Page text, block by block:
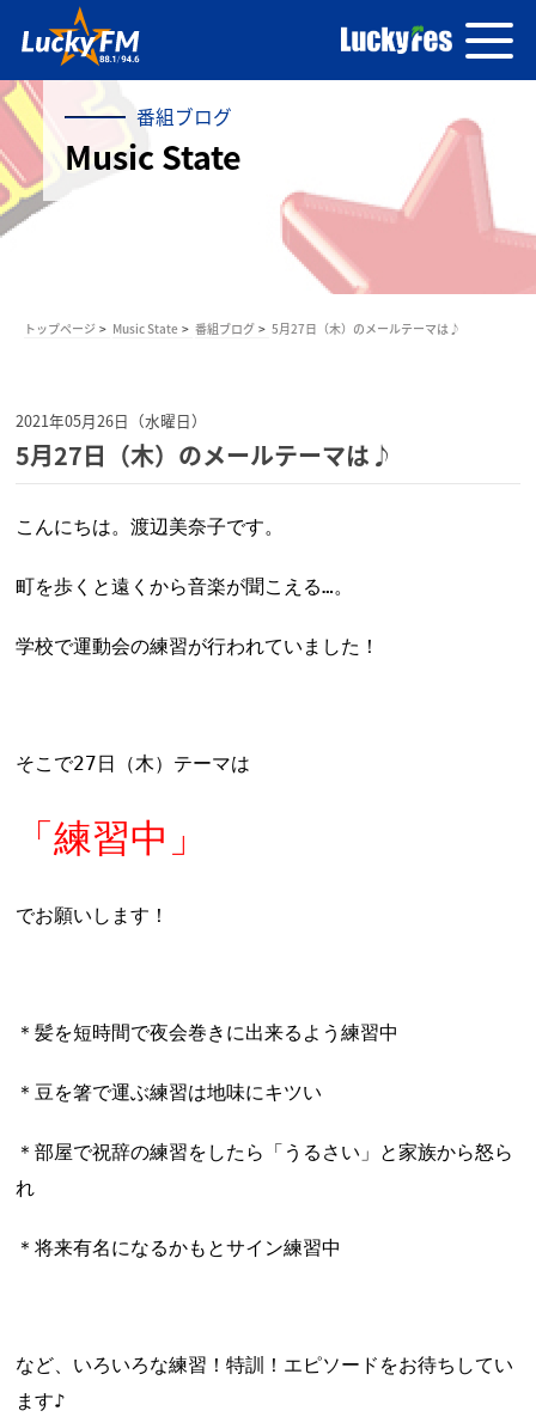
番組ブログ
Music State
トップページ Music State 番組ブログ 5月27日（木）のメールテーマは♪
2021年05月26日（水曜日）
5月27日（木）のメールテーマは♪
こんにちは。渡辺美奈子です。
町を歩くと遠くから音楽が聞こえる…。
学校で運動会の練習が行われていました！
そこで27日（木）テーマは
「練習中」
でお願いします！
＊髪を短時間で夜会巻きに出来るよう練習中
＊豆を箸で運ぶ練習は地味にキツい
＊部屋で祝辞の練習をしたら「うるさい」と家族から怒ら
れ
＊将来有名になるかもとサイン練習中
など、いろいろな練習！特訓！エピソードをお待ちしてい
ます♪